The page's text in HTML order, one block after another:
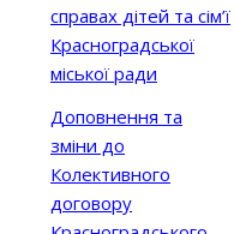
справах дітей та сім’ї
Красноградської
міської ради
Доповнення та
зміни до
Колективного
договору